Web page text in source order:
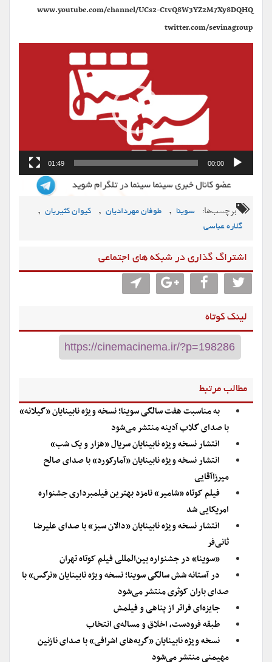
www.youtube.com/channel/UCs2-CtvQ8W3YZ2M7Xy8DQHQ
twitter.com/sevinagroup
00:00
01:49
برچسب‌ها: سوینا , طوفان مهردادیان , کیوان کثیریان ,
گلاره عباسی
اشتراگ گذاری در شبکه های اجتماعی
لینک کوتاه
مطالب مرتبط
به مناسبت هفت سالگی سوینا؛ نسخه ویژه نابینایان «گیلانه»
با صدای گلاب آدینه منتشر می‌شود
انتشار نسخه ویژه نابینایان سریال «هزار و یک شب»
انتشار نسخه ویژه نابینایان «آمارکورد» با صدای صالح
میرزاآقایی
فیلم کوتاه «شامیر» نامزد بهترین فیلمبرداری جشنواره
امریکایی شد
انتشار نسخه ویژه نابینایان «دالان سبز» با صدای علیرضا
ثانی‌فر
«سوینا» در جشنواره بین‌المللی فیلم کوتاه تهران
در آستانه شش سالگی سوینا؛ نسخه ویژه نابینایان «نرگس» با
صدای باران کوثری منتشر می‌شود
جایزه‌ای فراتر از پناهی و فیلمش
طبقه فرودست، اخلاق و مساله‌ی انتخاب
نسخه ویژه نابینایان «گربه‌های اشرافی» با صدای نازنین
مهیمنی منتشر می‌شود